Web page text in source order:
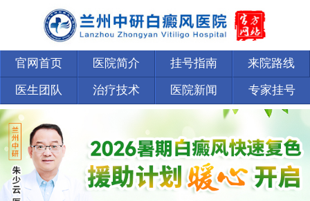
官网首页 医院简介 挂号指南 来院路线
医生团队 治疗技术 医院新闻 专家挂号